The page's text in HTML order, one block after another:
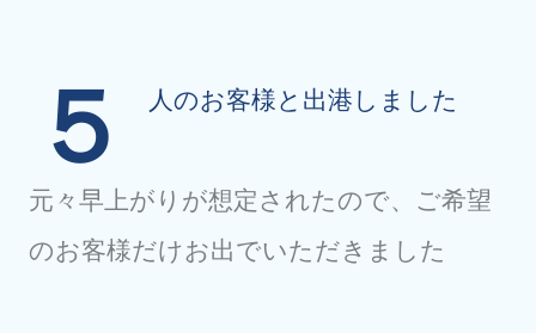
５ 人のお客様と出港しました
元々早上がりが想定されたので、ご希望
のお客様だけお出でいただきました